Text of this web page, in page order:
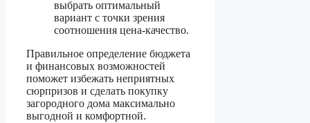
выбрать оптимальный
вариант с точки зрения
соотношения цена-качество.
Правильное определение бюджета
и финансовых возможностей
поможет избежать неприятных
сюрпризов и сделать покупку
загородного дома максимально
выгодной и комфортной.